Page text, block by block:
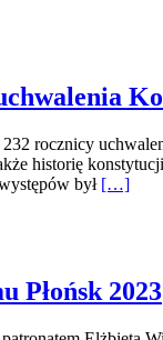
rocznicy
historię
był […]
Płońsk 2023